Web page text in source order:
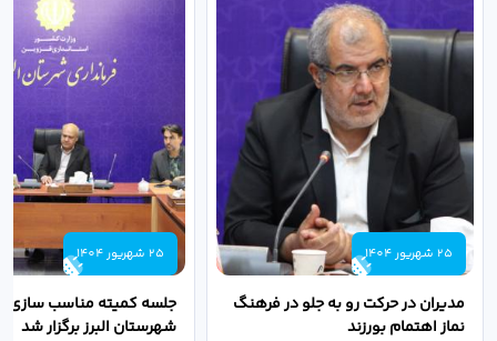
25 شهریور 1404
مدیران در حرکت رو به جلو در فرهنگ
نماز اهتمام بورزند
25 شهریور 1404
جلسه کمیته مناسب سازی
شهرستان البرز برگزار شد